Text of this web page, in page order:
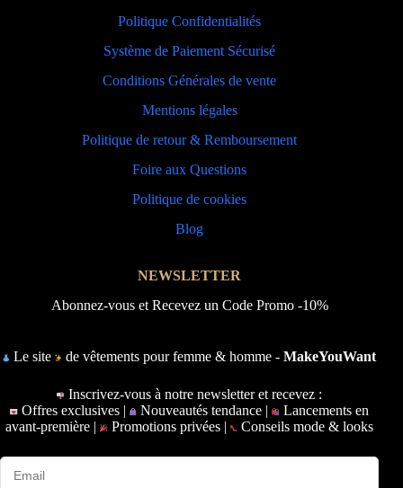
Politique Confidentialités
Système de Paiement Sécurisé
Conditions Générales de vente
Mentions légales
Politique de retour & Remboursement
Foire aux Questions
Politique de cookies
Blog
NEWSLETTER
Abonnez-vous et Recevez un Code Promo -10%
Le site de vêtements pour femme & homme -MakeYouWant
Inscrivez-vous à notre newsletter et recevez :
Offres exclusives |
Nouveautés tendance |
Lancements en
avant-première | Promotions privées | Conseils mode & looks